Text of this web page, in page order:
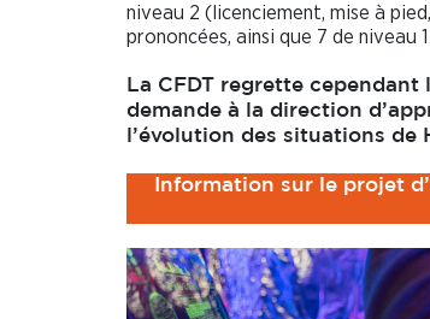
niveau 2 (licenciement, mise à
prononcées, ainsi que 7 de niveau
La CFDT regrette
demande à la direction
l’évolution des situations de
Information sur le projet